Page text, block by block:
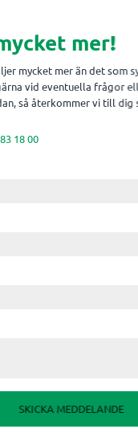
00
Fredag, 07-16
levererat
och övrig industri. Till
från
emballering
sortiment av
till transmission
mer!
mycket mer än det som
vid eventuella frågor
så återkommer vi till dig
18 00
SKICKA MEDDELANDE